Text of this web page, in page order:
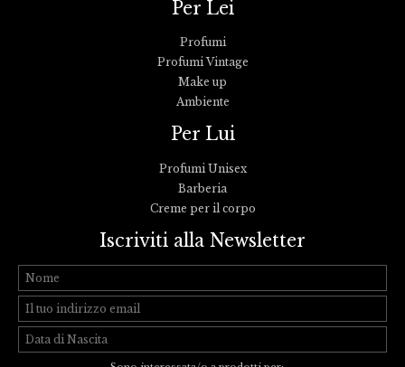
Per Lei
Profumi
Profumi Vintage
Make up
Ambiente
Per Lui
Profumi Unisex
Barberia
Creme per il corpo
Iscriviti alla Newsletter